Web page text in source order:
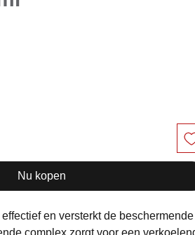
Nu kopen
en versterkt de beschermende
complex zorgt voor een